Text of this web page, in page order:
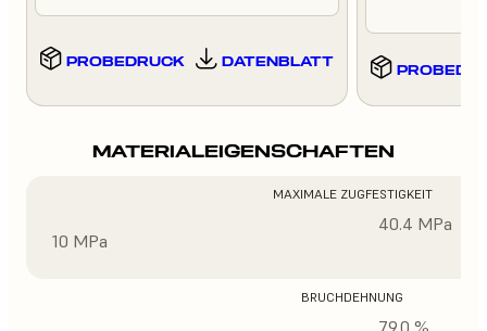
PROBEDRUCK DATENBLATT
MATERIALEIGENSCHAFTEN
MAXIMALE ZUGFESTIGKEIT
10 MPa
40.4 MPa
BRUCHDEHNUNG
79.0 %